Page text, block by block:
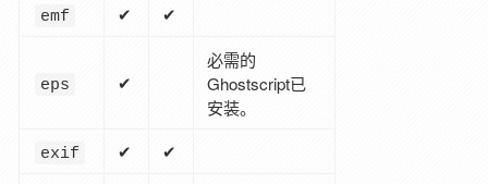
emf ✔ ✔
eps ✔
必需的
Ghostscript已
安装。
exif ✔ ✔